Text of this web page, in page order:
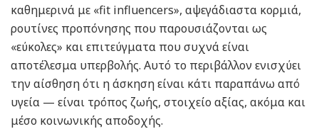
καθημερινά με «fit influencers», αψεγάδιαστα κορμιά,
ρουτίνες προπόνησης που παρουσιάζονται ως
«εύκολες» και επιτεύγματα που συχνά είναι
αποτέλεσμα υπερβολής. Αυτό το περιβάλλον ενισχύει
την αίσθηση ότι η άσκηση είναι κάτι παραπάνω από
υγεία — είναι τρόπος ζωής, στοιχείο αξίας, ακόμα και
μέσο κοινωνικής αποδοχής.